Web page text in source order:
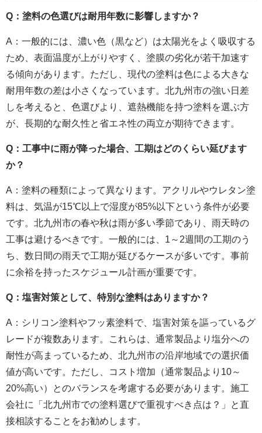
Q：塗料の色選びは耐用年数に影響しますか？
A：一般的には、濃い色（黒など）は太陽光をよく吸収する
ため、表面温度が上がりやすく、塗膜の劣化が若干加速す
る傾向があります。ただし、現代の塗料は色による大きな
耐用年数の差は小さくなっています。北九州市の強い日差
しを考えると、色選びより、遮熱機能を持つ塗料を選ぶ方
が、長期的な耐久性と省エネ性の両立が期待できます。
Q：工事中に雨が降った場合、工期はどのくらい延びます
か？
A：塗料の種類によって異なります。アクリルやウレタン塗
料は、気温が15℃以上で湿度が85%以下という条件が必要
です。北九州市の春や秋は雨が多い季節であり、雨天時の
工事は避けるべきです。一般的には、1～2週間の工期のう
ち、数日間の雨天で工期が延びるケースが多いです。事前
に余裕を持ったスケジュール計画が重要です。
Q：塩害対策として、特別な塗料はありますか？
A：シリコン塗料やフッ素塗料で、塩害対策を謳っているグ
レードが複数あります。これらは、通常製品より塩分への
耐性が高まっているため、北九州市の沿岸地域での選択価
値が高いです。ただし、コスト増加（通常製品より10～
20%高い）とのバランスを考慮する必要があります。施工
会社に「北九州市での塗料選びで重視すべき点は？」と直
接相談することをお勧めします。